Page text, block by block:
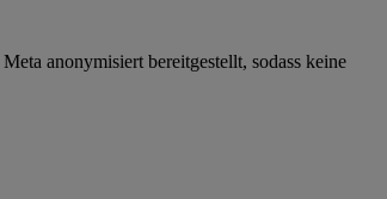
anonymisiert bereitgestellt, sodass keine